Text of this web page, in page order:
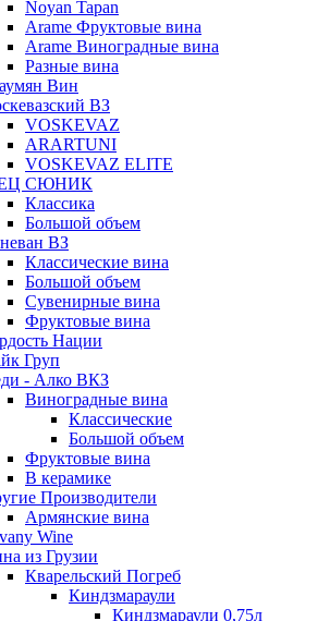
Noyan Tapan
Arame Фруктовые вина
Arame Виноградные вина
Разные вина
Вин
ВЗ
VOSKEVAZ
ARARTUNI
VOSKEVAZ ELITE
СЮНИК
Классика
Большой объем
ВЗ
Классические вина
Большой объем
Сувенирные вина
Фруктовые вина
Нации
Груп
- Алко ВКЗ
Виноградные вина
Классические
Большой объем
Фруктовые вина
В керамике
Производители
Армянские вина
Wine
из Грузии
Кварельский Погреб
Киндзмараули
Киндзмараули 0,75л